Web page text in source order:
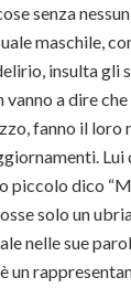
senza
maschile,
insulta gli
vanno a dire
fanno il loro
Lui
piccolo dico
solo un
nelle sue
un